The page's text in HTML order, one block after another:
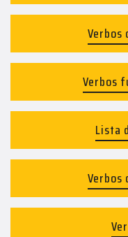
Verbos
Lista